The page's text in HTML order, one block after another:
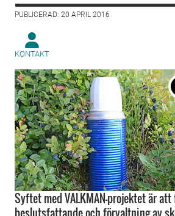
PUBLICERAD: 20 APRIL 2016
KONTAKT
Syftet med VALKMAN-projektet är